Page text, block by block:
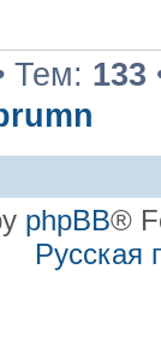
Тем: 133
phpBB®
Русская